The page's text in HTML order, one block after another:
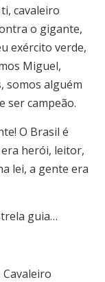
cavaleiro
o gigante,
exército verde,
Miguel,
somos alguém
ser campeão.
O Brasil é
herói, leitor,
lei, a gente era
guia…